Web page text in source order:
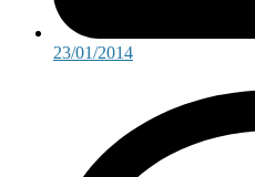
23/01/2014